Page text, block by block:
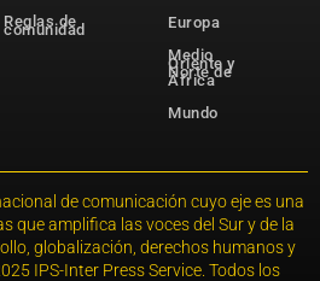
Reglas de
comunidad
Europa
Medio
Oriente y
Norte de
África
Mundo
de comunicación cuyo eje es una
que amplifica las voces del Sur y de la
globalización, derechos humanos y
IPS-Inter Press Service. Todos los